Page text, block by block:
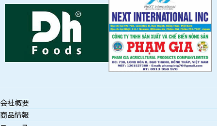
会社概要
商品情報